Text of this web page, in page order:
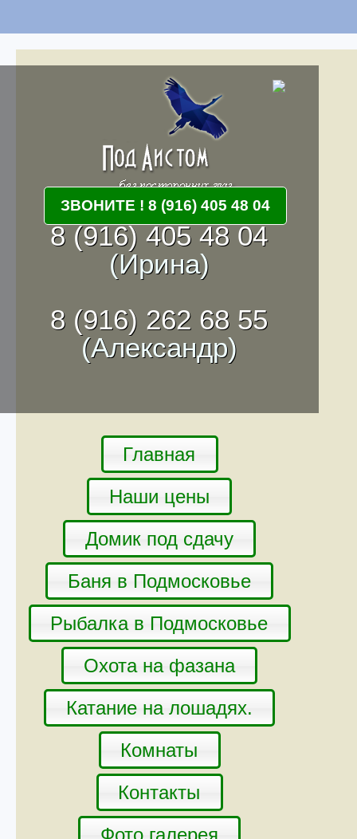
8 (916) 405 48 04
(Ирина)
8 (916) 262 68 55
(Александр)
Главная
Наши цены
Домик под сдачу
Баня в Подмосковье
Рыбалка в Подмосковье
Охота на фазана
Катание на лошадях.
Комнаты
Контакты
Фото галерея
ЗВОНИТЕ ! 8 (916) 405 48 04